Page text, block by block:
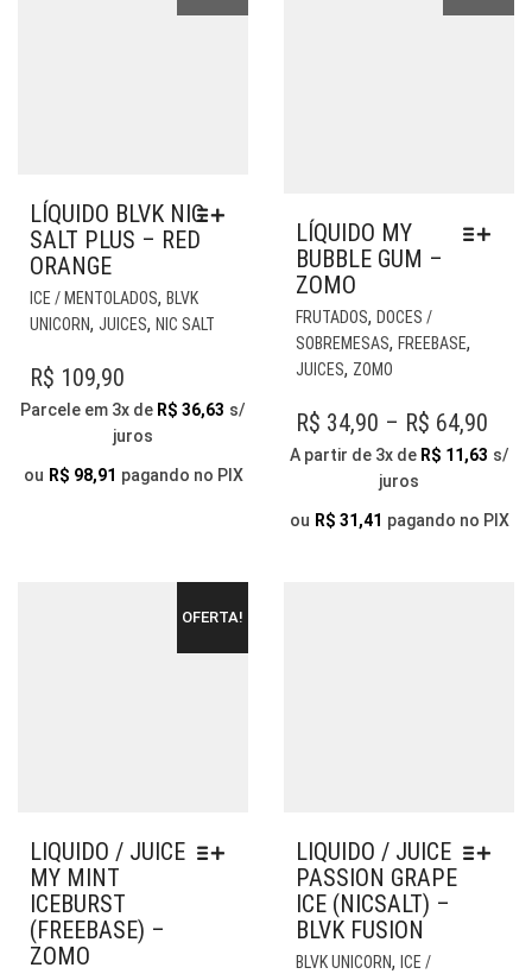
LÍQUIDO BLVK NIC
SALT PLUS – RED
ORANGE
ICE / MENTOLADOS, BLVK
UNICORN, JUICES, NIC SALT
PRODUTO
AS
OPÇÕES
PODEM
ESCOLHIDAS
PÁGINA
PRODUTO
R$ 109,90
Parcele em 3x de R$ 36,63 s/
juros
ou R$ 98,91 pagando no PIX
LÍQUIDO MY
BUBBLE GUM –
ZOMO
FRUTADOS, DOCES /
SOBREMESAS, FREEBASE,
JUICES, ZOMO
SER
R$ 34,90 – R$ 64,90
A partir de 3x de R$ 11,63 s/
juros
ou R$ 31,41 pagando no PIX
OFERTA!
LIQUIDO / JUICE
MY MINT
ICEBURST
(FREEBASE) –
ZOMO
LIQUIDO / JUICE
PASSION GRAPE
ICE (NICSALT) –
BLVK FUSION
BLVK UNICORN, ICE /